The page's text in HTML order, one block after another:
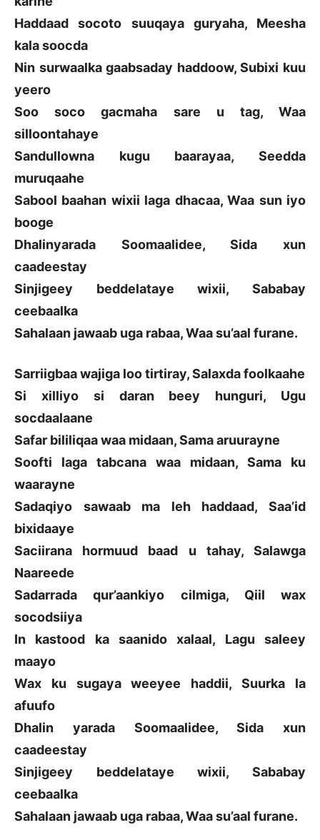
Haddaad socoto suuqaya guryaha, Meesha
kala soocda
Nin surwaalka gaabsaday haddoow, Subixi kuu
yeero
Soo soco gacmaha sare u tag, Waa
silloontahaye
Sandullowna kugu baarayaa, Seedda
muruqaahe
Sabool baahan wixii laga dhacaa, Waa sun iyo
booge
Dhalinyarada Soomaalidee, Sida xun
caadeestay
Sinjigeey beddelataye wixii, Sababay
ceebaalka
Sahalaan jawaab uga rabaa, Waa su’aal furane.
Sarriigbaa wajiga loo tirtiray, Salaxda foolkaahe
Si xilliyo si daran beey hunguri, Ugu
socdaalaane
Safar bililiqaa waa midaan, Sama aruurayne
Soofti laga tabcana waa midaan, Sama ku
waarayne
Sadaqiyo sawaab ma leh haddaad, Saa’id
bixidaaye
Saciirana hormuud baad u tahay, Salawga
Naareede
Sadarrada qur’aankiyo cilmiga, Qiil wax
socodsiiya
In kastood ka saanido xalaal, Lagu saleey
maayo
Wax ku sugaya weeyee haddii, Suurka la
afuufo
Dhalin yarada Soomaalidee, Sida xun
caadeestay
Sinjigeey beddelataye wixii, Sababay
ceebaalka
Sahalaan jawaab uga rabaa, Waa su’aal furane.